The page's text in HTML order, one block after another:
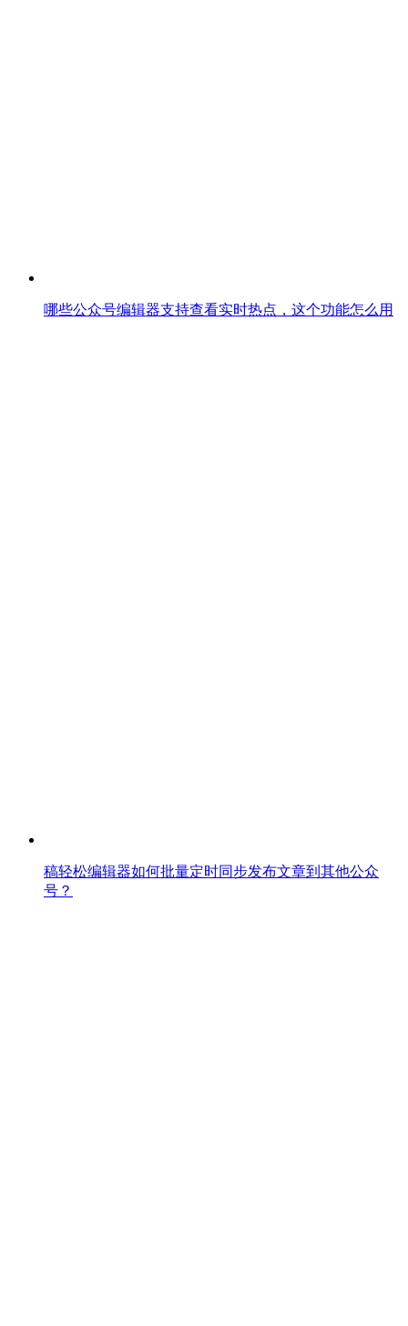
哪些公众号编辑器支持查看实时热点，这个功能怎么用
稿轻松编辑器如何批量定时同步发布文章到其他公众
号？